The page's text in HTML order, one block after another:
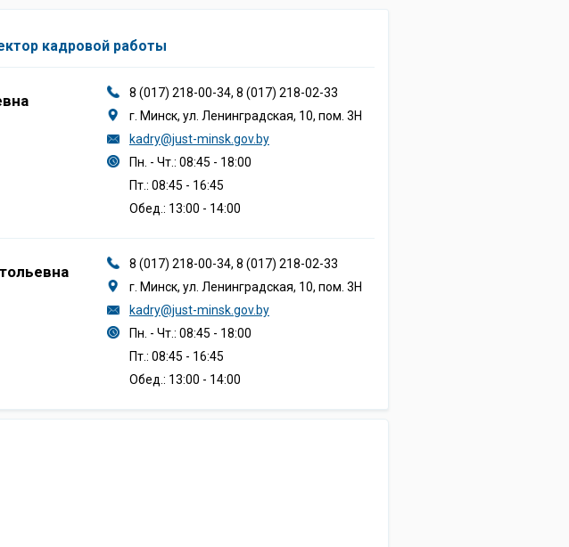
кадровой работы
8 (017) 218-00-34, 8 (017) 218-02-33
г. Минск, ул. Ленинградская, 10, пом. 3Н
kadry@just-minsk.gov.by
Пн. - Чт.: 08:45 - 18:00
Пт.: 08:45 - 16:45
Обед.: 13:00 - 14:00
8 (017) 218-00-34, 8 (017) 218-02-33
г. Минск, ул. Ленинградская, 10, пом. 3Н
kadry@just-minsk.gov.by
Пн. - Чт.: 08:45 - 18:00
Пт.: 08:45 - 16:45
Обед.: 13:00 - 14:00